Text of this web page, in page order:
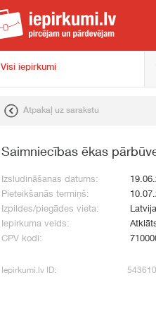
Visi iepirkumi
Atpakaļ uz sarakstu
Saimniecības ēkas
Izsludināšanas datums:
Pieteikšanās termiņš:
Izpildes/piegādes vieta:
Iepirkuma veids:
CPV kodi:
Iepirkumi.lv ID: